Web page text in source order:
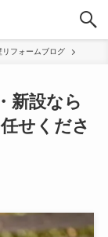
リフォームブログ
新設なら
せくださ